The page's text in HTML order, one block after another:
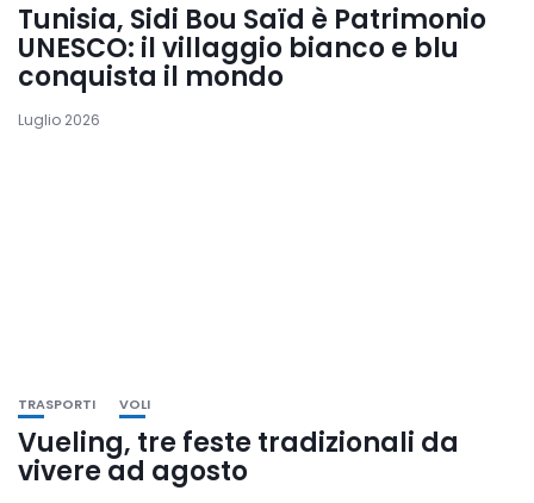
Tunisia, Sidi Bou Saïd è Patrimonio
UNESCO: il villaggio bianco e blu
conquista il mondo
Luglio 2026
TRASPORTI VOLI
Vueling, tre feste tradizionali da
vivere ad agosto